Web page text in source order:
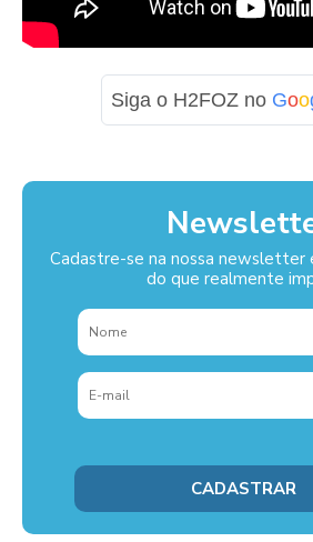
Siga o H2FOZ no Goo
Cadastre-se na nossa newsletter
do que realmente